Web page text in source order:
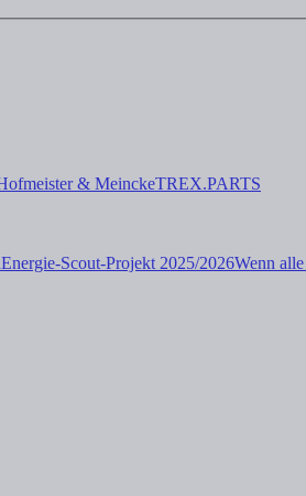
& MeinckeTREX.PARTS
Energie-Scout-Projekt 2025/2026Wenn